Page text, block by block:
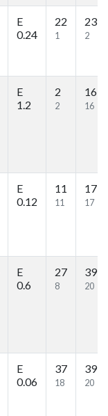
E
0.24
22
1
23
2
E
1.2
2
2
16
16
E
0.12
11
11
17
17
E
0.6
27
8
39
20
E
0.06
37
18
39
20